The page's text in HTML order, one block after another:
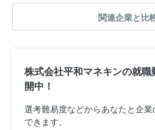
関連企業と比
株式会社平和マネキンの就
開中！
選考難易度などからあなたと企
できます。